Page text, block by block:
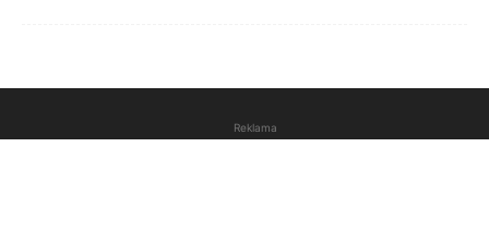
Reklama